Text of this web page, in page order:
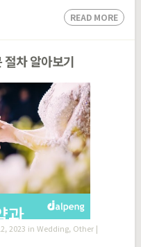
READ MORE
절차 알아보기
2023 in Wedding, Other|